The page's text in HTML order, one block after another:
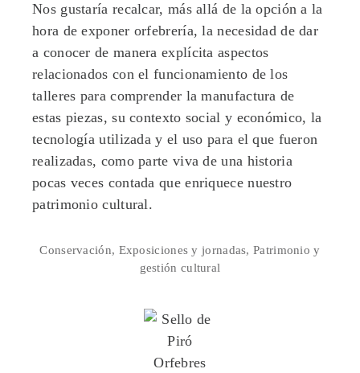
Nos gustaría recalcar, más allá de la opción a la
hora de exponer orfebrería, la necesidad de dar
a conocer de manera explícita aspectos
relacionados con el funcionamiento de los
talleres para comprender la manufactura de
estas piezas, su contexto social y económico, la
tecnología utilizada y el uso para el que fueron
realizadas, como parte viva de una historia
pocas veces contada que enriquece nuestro
patrimonio cultural.
Conservación, Exposiciones y jornadas,Patrimonio y
gestión cultural